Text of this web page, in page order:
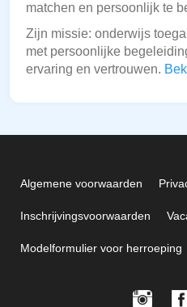
matchen en persoonlijk te
Zijn missie: onderwijs
met persoonlijke
ervaring en vertrouwen.
Algemene voorwaarden
Inschrijvingsvoorwaarden
Modelformulier voor herroeping